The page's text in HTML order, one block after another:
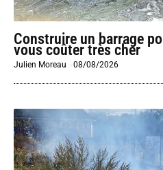
Construire un barrage
vous coûter très cher
Julien Moreau -08/08/2026